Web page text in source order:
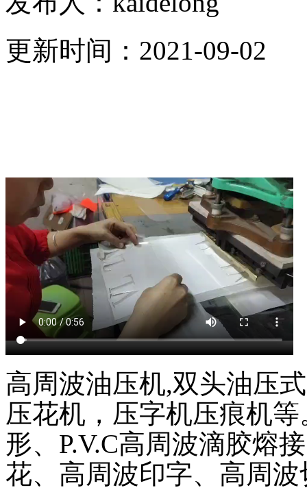
更新时间： 2021-09-02
高周波油压机,双头油压
压花机，压字机压痕机
形、P.V.C高周波滴胶熔
花、高周波印字、高周